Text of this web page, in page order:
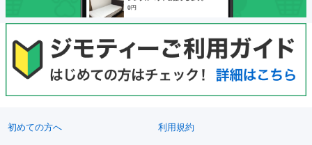
初めての方へ 利用規約